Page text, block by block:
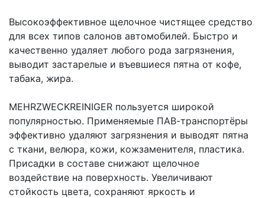
Высокоэффективное щелочное чистящее средство
для всех типов салонов автомобилей. Быстро и
качественно удаляет любого рода загрязнения,
выводит застарелые и въевшиеся пятна от кофе,
табака, жира.
MEHRZWECKREINIGER пользуется широкой
популярностью. Применяемые ПАВ-транспортёры
эффективно удаляют загрязнения и выводят пятна
с ткани, велюра, кожи, кожзаменителя, пластика.
Присадки в составе снижают щелочное
воздействие на поверхность. Увеличивают
стойкость цвета, сохраняют яркость и